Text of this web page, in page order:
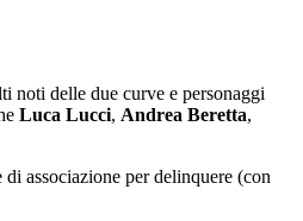
noti delle due curve e personaggi
Luca Lucci, Andrea Beretta,
associazione per delinquere (con